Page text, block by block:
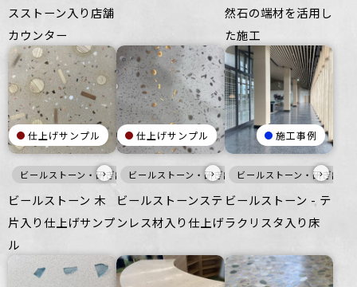
スストーン入り店舗
カウンター
然石の端材を活用し
た施工
仕上げサンプル
ビールストーン・研ぎ出し仕上げ 暖色 壁 床 家具・什器
›
ビールストーン 木
片入り仕上げサンプ
ル
仕上げサンプル
ビールストーン・研ぎ出し仕上げ 白 メタル
›
ビールストーンステ
ンレス材入り仕上げ
施工事例
ビールストーン・研ぎ出し
›
ビールストーン - テ
ラクリスタ入り床